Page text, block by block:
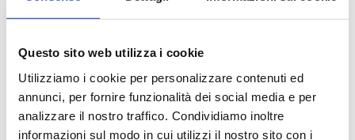
Questo sito web utilizza i cookie
Utilizziamo i cookie per personalizzare contenuti ed
annunci, per fornire funzionalità dei social media e per
analizzare il nostro traffico. Condividiamo inoltre
informazioni sul modo in cui utilizzi il nostro sito con i
Kompletter Satz mit thermostatischem Ventil
und Rücklaufverschraubung Durchgangsform,
Thermostatkopf PDE, Anschluss aus Kupfer,
Kunststoff und Mehrschichtmaterial. Mit
Voreinstellung